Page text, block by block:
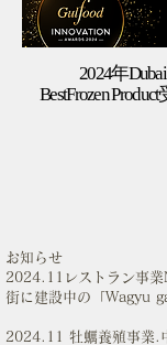
2024年
​BestFrozen
お知らせ
2024.11レストラン事
街に建設中の「Wagyu
2024.11 牡蠣養殖事業.